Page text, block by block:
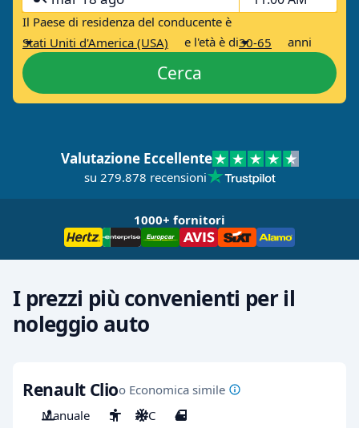
Il Paese di residenza del conducente è
Stati Uniti d'America (USA)
e l'età è di30-65 anni
Cerca
Valutazione Eccellente
su 279.878 recensioni
1000+ fornitori
I prezzi più convenienti per il
noleggio auto
Renault Clioo Economica simile
Manuale
5 A/C 4